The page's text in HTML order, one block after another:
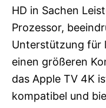
HD in Sachen
Prozessor,
Unterstützung für
einen größeren
das Apple TV 4K
kompatibel und